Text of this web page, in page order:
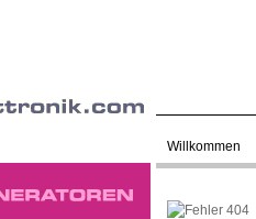
Willkommen